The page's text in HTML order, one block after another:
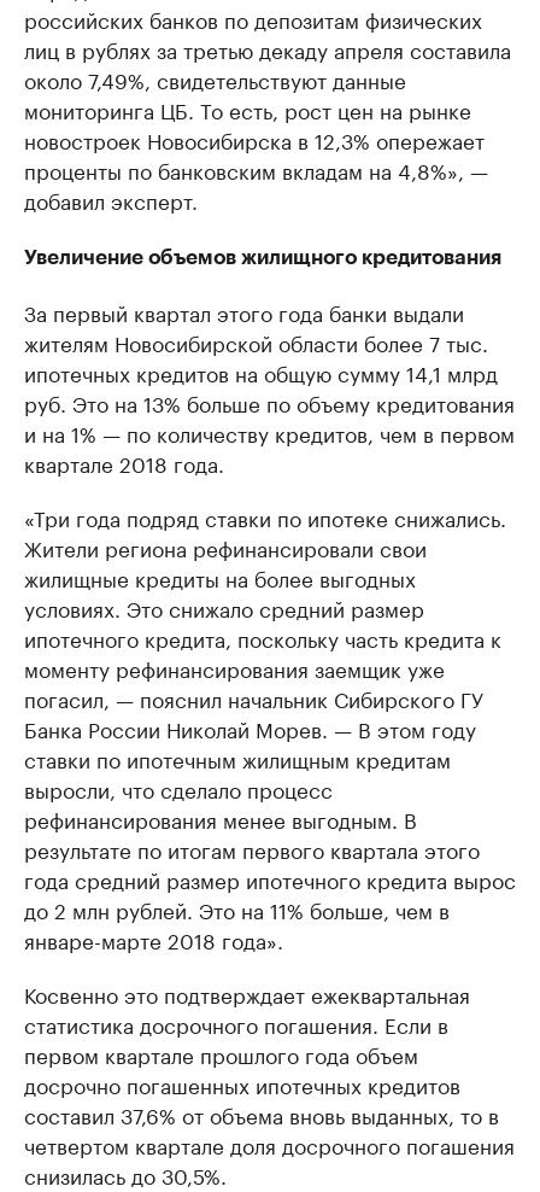
российских банков по депозитам физических
лиц в рублях за третью декаду апреля составила
около 7,49%, свидетельствуют данные
мониторинга ЦБ. То есть, рост цен на рынке
новостроек Новосибирска в 12,3% опережает
проценты по банковским вкладам на 4,8%», —
добавил эксперт.
Увеличение объемов жилищного кредитования
За первый квартал этого года банки выдали
жителям Новосибирской области более 7 тыс.
ипотечных кредитов на общую сумму 14,1 млрд
руб. Это на 13% больше по объему кредитования
и на 1% — по количеству кредитов, чем в первом
квартале 2018 года.
«Три года подряд ставки по ипотеке снижались.
Жители региона рефинансировали свои
жилищные кредиты на более выгодных
условиях. Это снижало средний размер
ипотечного кредита, поскольку часть кредита к
моменту рефинансирования заемщик уже
погасил, — пояснил начальник Сибирского ГУ
Банка России Николай Морев. — В этом году
ставки по ипотечным жилищным кредитам
выросли, что сделало процесс
рефинансирования менее выгодным. В
результате по итогам первого квартала этого
года средний размер ипотечного кредита вырос
до 2 млн рублей. Это на 11% больше, чем в
январе-марте 2018 года».
Косвенно это подтверждает ежеквартальная
статистика досрочного погашения. Если в
первом квартале прошлого года объем
досрочно погашенных ипотечных кредитов
составил 37,6% от объема вновь выданных, то в
четвертом квартале доля досрочного погашения
снизилась до 30,5%.